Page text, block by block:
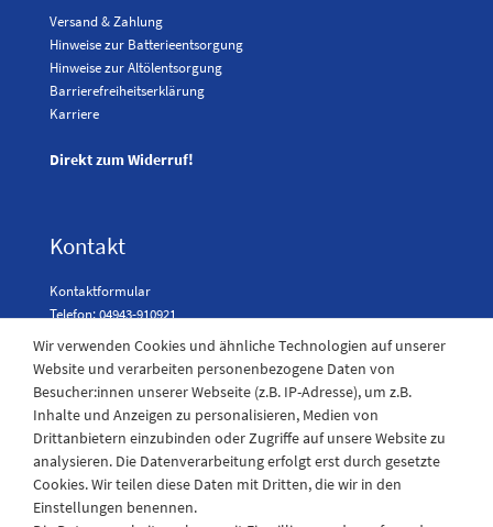
Versand & Zahlung
Hinweise zur Batterieentsorgung
Hinweise zur Altölentsorgung
Barrierefreiheitserklärung
Karriere
Direkt zum Widerruf!
Kontakt
Kontaktformular
Telefon: 04943-910921
Laden Öffnungszeiten
Montag - Freitag
08:30 - 12:30 und 13.00 - 17.30 Uhr
Samstags
08:30 bis 12:30 Uhr
Wir verwenden Cookies und ähnliche Technologien auf unserer
Website und verarbeiten personenbezogene Daten von
Besucher:innen unserer Webseite (z.B. IP-Adresse), um z.B.
Inhalte und Anzeigen zu personalisieren, Medien von
Drittanbietern einzubinden oder Zugriffe auf unsere Website zu
analysieren. Die Datenverarbeitung erfolgt erst durch gesetzte
Cookies. Wir teilen diese Daten mit Dritten, die wir in den
Einstellungen benennen.